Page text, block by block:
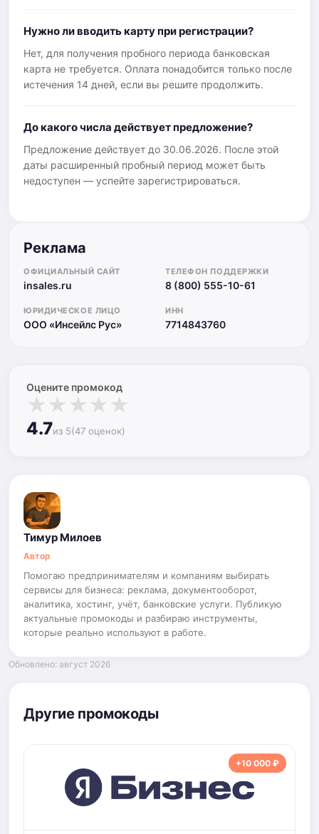
Нужно ли вводить карту при регистрации?
Нет, для получения пробного периода банковская
карта не требуется. Оплата понадобится только после
истечения 14 дней, если вы решите продолжить.
До какого числа действует предложение?
Предложение действует до 30.06.2026. После этой
даты расширенный пробный период может быть
недоступен — успейте зарегистрироваться.
Реклама
ОФИЦИАЛЬНЫЙ САЙТ
insales.ru
ТЕЛЕФОН ПОДДЕРЖКИ
8 (800) 555-10-61
ЮРИДИЧЕСКОЕ ЛИЦО
ООО «Инсейлс Рус»
ИНН
7714843760
Оцените промокод
★
★
★
★
★
4.7из 5(47 оценок)
Тимур Милоев
Автор
Помогаю предпринимателям и компаниям выбирать
сервисы для бизнеса: реклама, документооборот,
аналитика, хостинг, учёт, банковские услуги. Публикую
актуальные промокоды и разбираю инструменты,
которые реально используют в работе.
Обновлено: август 2026
Другие промокоды
+10 000 ₽